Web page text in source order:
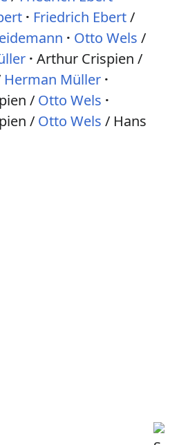
Friedrich Ebert/
Otto Wels /
Arthur Crispien /
Herman Müller
/ Otto Wels
/ Otto Wels / Hans